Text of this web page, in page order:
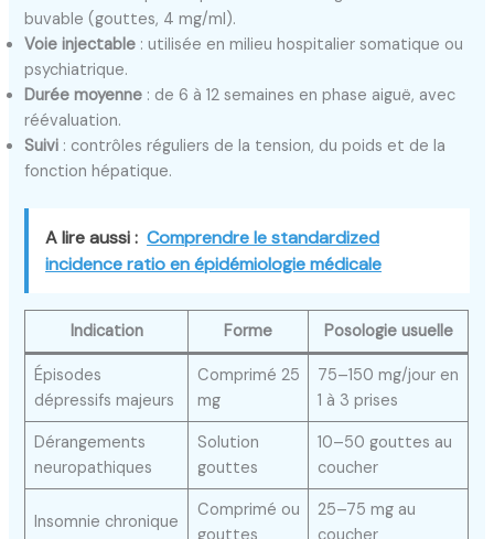
buvable (gouttes, 4 mg/ml).
Voie injectable : utilisée en milieu hospitalier somatique ou
psychiatrique.
Durée moyenne : de 6 à 12 semaines en phase aiguë, avec
réévaluation.
Suivi : contrôles réguliers de la tension, du poids et de la
fonction hépatique.
A lire aussi : Comprendre le standardized
incidence ratio en épidémiologie médicale
Indication Forme Posologie usuelle
Épisodes
dépressifs majeurs
Comprimé 25
mg
75–150 mg/jour en
1 à 3 prises
Dérangements
neuropathiques
Solution
gouttes
10–50 gouttes au
coucher
Insomnie chronique
Comprimé ou
25–75 mg au